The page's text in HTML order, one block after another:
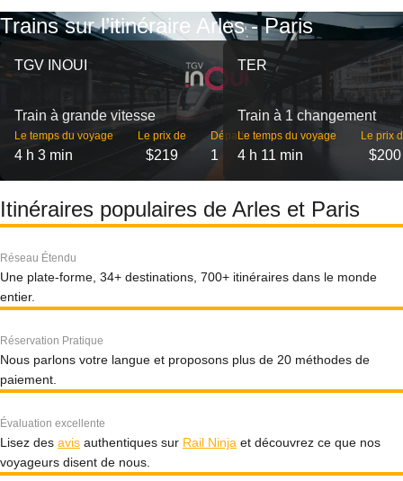
Trains sur l’itinéraire Arles - Paris
TGV INOUI
Train à grande vitesse
Le temps du voyage
4 h 3 min
Le prix de
$219
Départs
1
TER
Train à 1 changement
Le temps du voyage
4 h 11 min
Le prix
$200
Itinéraires populaires de Arles et Paris
Réseau Étendu
Une plate-forme, 34+ destinations, 700+ itinéraires dans le monde
entier.
Réservation Pratique
Nous parlons votre langue et proposons plus de 20 méthodes de
paiement.
Évaluation excellente
Lisez des avis authentiques sur Rail Ninja et découvrez ce que nos
voyageurs disent de nous.